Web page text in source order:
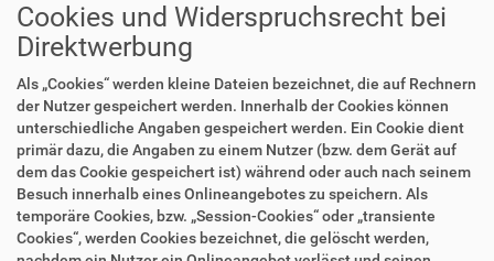
Cookies und Widerspruchsrecht bei
Direktwerbung
Als „Cookies“ werden kleine Dateien bezeichnet, die auf Rechnern
der Nutzer gespeichert werden. Innerhalb der Cookies können
unterschiedliche Angaben gespeichert werden. Ein Cookie dient
primär dazu, die Angaben zu einem Nutzer (bzw. dem Gerät auf
dem das Cookie gespeichert ist) während oder auch nach seinem
Besuch innerhalb eines Onlineangebotes zu speichern. Als
temporäre Cookies, bzw. „Session-Cookies“ oder „transiente
Cookies“, werden Cookies bezeichnet, die gelöscht werden,